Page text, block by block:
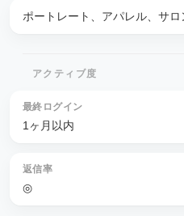
ポートレート、アパレル、サロ
アクティブ度
最終ログイン
1ヶ月以内
返信率
◎